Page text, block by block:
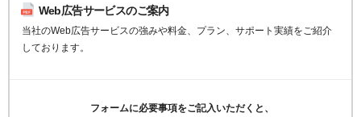
Web広告サービスのご案内
当社のWeb広告サービスの強みや料金、プラン、サポート実績をご紹介
しております。
フォームに必要事項をご記入いただくと、